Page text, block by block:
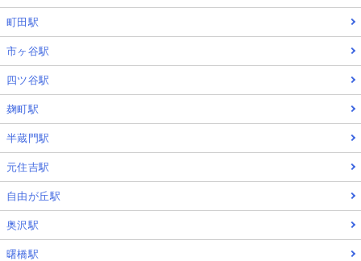
町田駅
市ヶ谷駅
四ツ谷駅
麹町駅
半蔵門駅
元住吉駅
自由が丘駅
奥沢駅
曙橋駅